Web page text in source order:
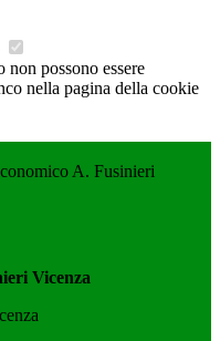
possono essere
nella pagina della cookie
A. Fusinieri
Vicenza